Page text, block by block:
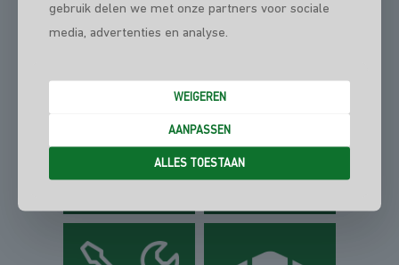
Persoonlijk Betrouwbaar
gebruik delen we met onze partners voor sociale
media, advertenties en analyse.
WEIGEREN
AANPASSEN
ALLES TOESTAAN